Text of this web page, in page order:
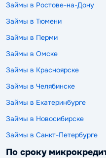
Займы в Ростове-на-Дону
Займы в Тюмени
Займы в Перми
Займы в Омске
Займы в Красноярске
Займы в Челябинске
Займы в Екатеринбурге
Займы в Новосибирске
Займы в Санкт-Петербурге
По сроку